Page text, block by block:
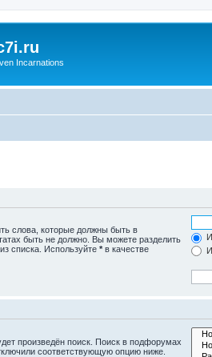
Incarnations
слова, которые должны быть в
быть не должно. Вы можете разделить
списка. Используйте * в качестве
произведён поиск. Поиск в подфорумах
соответствующую опцию ниже.